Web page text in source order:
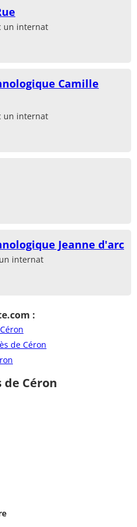
un internat
Camille
un internat
Jeanne d'arc
internat
:
de Céron
Céron